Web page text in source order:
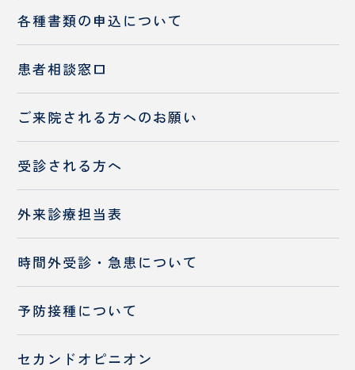
各種書類の申込について
患者相談窓口
ご来院される方へのお願い
受診される方へ
外来診療担当表
時間外受診・急患について
予防接種について
セカンドオピニオン